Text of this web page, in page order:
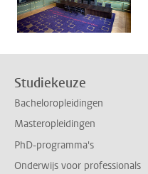
Studiekeuze
Bacheloropleidingen
Masteropleidingen
PhD-programma's
Onderwijs voor professionals